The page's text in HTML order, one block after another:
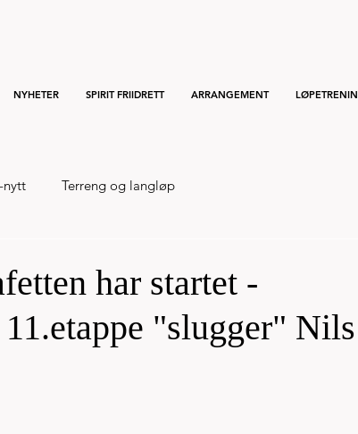
NYHETER SPIRIT FRIIDRETT ARRANGEMENT
nytt Terreng og langløp
har startet -
"slugger" Nils